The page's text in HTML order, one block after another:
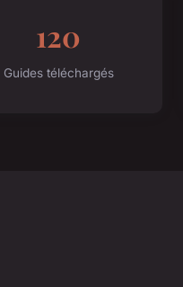
120
Guides téléchargés